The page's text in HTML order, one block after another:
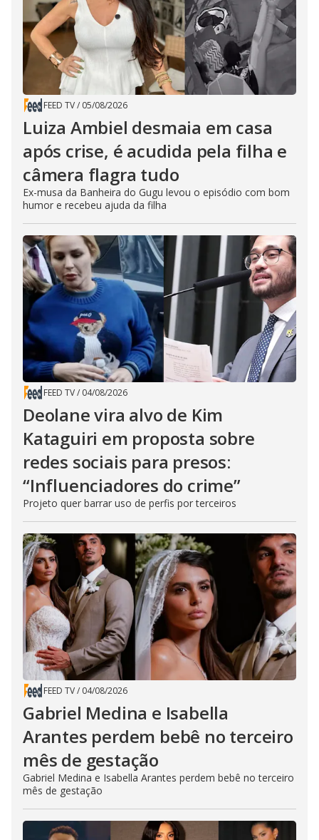
FEED TV/ 05/08/2026
Luiza Ambiel desmaia em casa
após crise, é acudida pela filha e
câmera flagra tudo
Ex-musa da Banheira do Gugu levou o episódio com bom
humor e recebeu ajuda da filha
FEED TV/ 04/08/2026
Deolane vira alvo de Kim
Kataguiri em proposta sobre
redes sociais para presos:
“Influenciadores do crime”
Projeto quer barrar uso de perfis por terceiros
FEED TV/ 04/08/2026
Gabriel Medina e Isabella
Arantes perdem bebê no terceiro
mês de gestação
Gabriel Medina e Isabella Arantes perdem bebê no terceiro
mês de gestação